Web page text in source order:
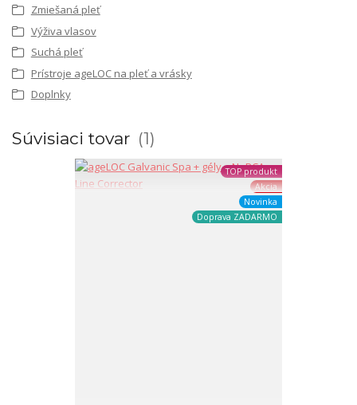
Zmiešaná pleť
Výživa vlasov
Suchá pleť
Prístroje ageLOC na pleť a vrásky
Doplnky
Súvisiaci tovar 1
TOP produkt
Akcia
Novinka
Doprava ZADARMO